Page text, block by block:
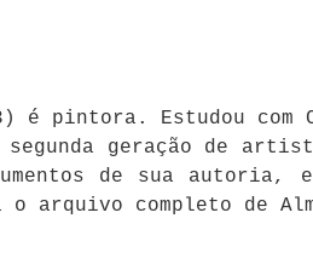
é pintora. Estudou com
geração de
de sua autoria, em
o arquivo completo de